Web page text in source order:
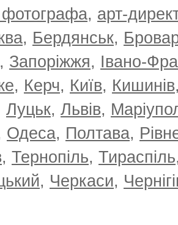
фотографа, арт-
, Бердянськ,
, Запоріжжя, Івано-
, Керч, Київ, Кишинів
Луцьк, Львів,
Одеса, Полтава,
, Тернопіль, Тираспіль
, Черкаси,